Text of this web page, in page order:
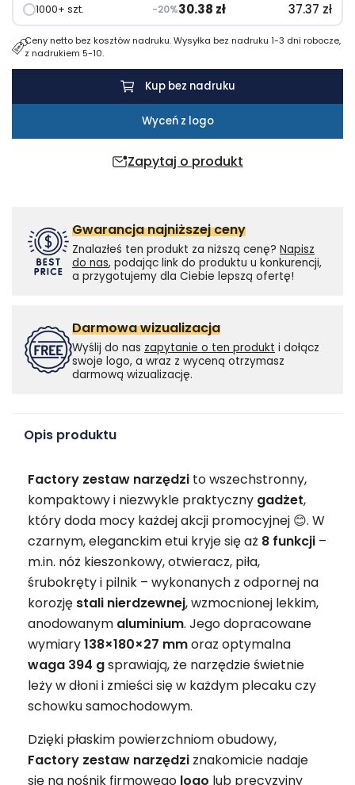
Zapytaj o produkt
1000+ szt. −20%30.38 zł 37.37 zł
Ceny netto bez kosztów nadruku. Wysyłka bez nadruku 1-3 dni robocze,
z nadrukiem 5-10.
Kup bez nadruku
Wyceń z logo
Gwarancja najniższej ceny
Znalazłeś ten produkt za niższą cenę? Napisz
do nas, podając link do produktu u konkurencji,
a przygotujemy dla Ciebie lepszą ofertę!
Darmowa wizualizacja
Wyślij do nas zapytanie o ten produkt i dołącz
swoje logo, a wraz z wyceną otrzymasz
darmową wizualizację.
Opis produktu
Factory zestaw narzędzi to wszechstronny,
kompaktowy i niezwykle praktyczny gadżet,
który doda mocy każdej akcji promocyjnej 😊. W
czarnym, eleganckim etui kryje się aż 8 funkcji –
m.in. nóż kieszonkowy, otwieracz, piła,
śrubokręty i pilnik – wykonanych z odpornej na
korozję stali nierdzewnej, wzmocnionej lekkim,
anodowanym aluminium. Jego dopracowane
wymiary138×180×27 mmoraz optymalna
waga 394 gsprawiają, że narzędzie świetnie
leży w dłoni i zmieści się w każdym plecaku czy
schowku samochodowym.
Dzięki płaskim powierzchniom obudowy,
Factory zestaw narzędzi znakomicie nadaje
się na nośnik firmowego logo lub precyzyjny